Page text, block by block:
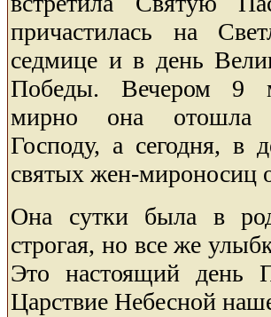
причастилась на
седмице и в день
Победы. Вечером 9
мирно она отошла
Господу, а сегодня, в
святых жен-мироносиц
Она сутки была в
строгая, но все же
Это настоящий день
Царствие Небесной